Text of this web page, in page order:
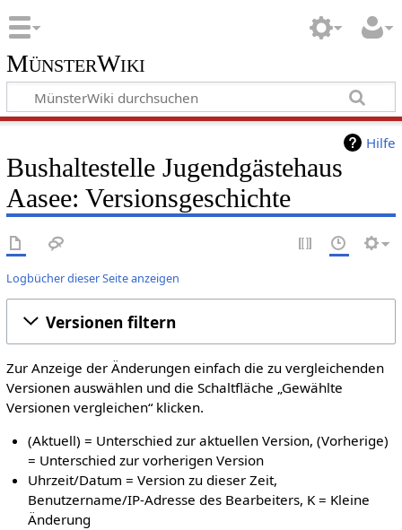
MünsterWiki
Hilfe
Bushaltestelle Jugendgästehaus
Aasee: Versionsgeschichte
Logbücher dieser Seite anzeigen
Versionen filtern
Zur Anzeige der Änderungen einfach die zu vergleichenden
Versionen auswählen und die Schaltfläche „Gewählte
Versionen vergleichen“ klicken.
(Aktuell) = Unterschied zur aktuellen Version, (Vorherige)
= Unterschied zur vorherigen Version
Uhrzeit/Datum = Version zu dieser Zeit,
Benutzername/IP-Adresse des Bearbeiters, K = Kleine
Änderung